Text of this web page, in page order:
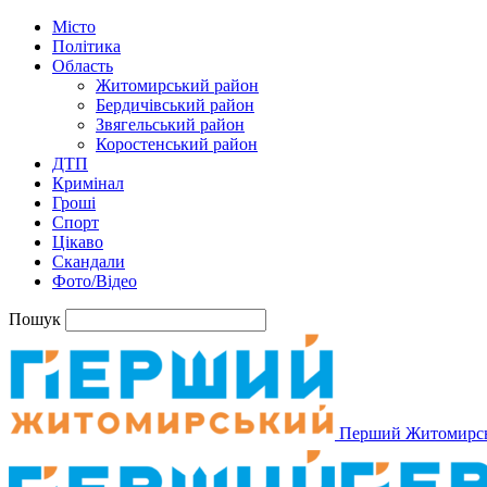
Місто
Політика
Область
Житомирський район
Бердичівський район
Звягельський район
Коростенський район
ДТП
Кримінал
Гроші
Спорт
Цікаво
Скандали
Фото/Відео
Пошук
Перший